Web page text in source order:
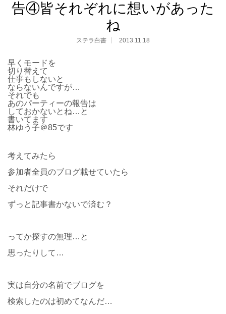
告④皆それぞれに想いがあった
ね
ステラ白書 2013.11.18
早くモードを
切り替えて
仕事もしないと
ならないんですが…
それでも
あのパーティーの報告は
しておかないとね…と
書いてます
林ゆう子＠85です
考えてみたら
参加者全員のブログ載せていたら
それだけで
ずっと記事書かないで済む？
ってか探すの無理…と
思ったりして…
実は自分の名前でブログを
検索したのは初めてなんだ…